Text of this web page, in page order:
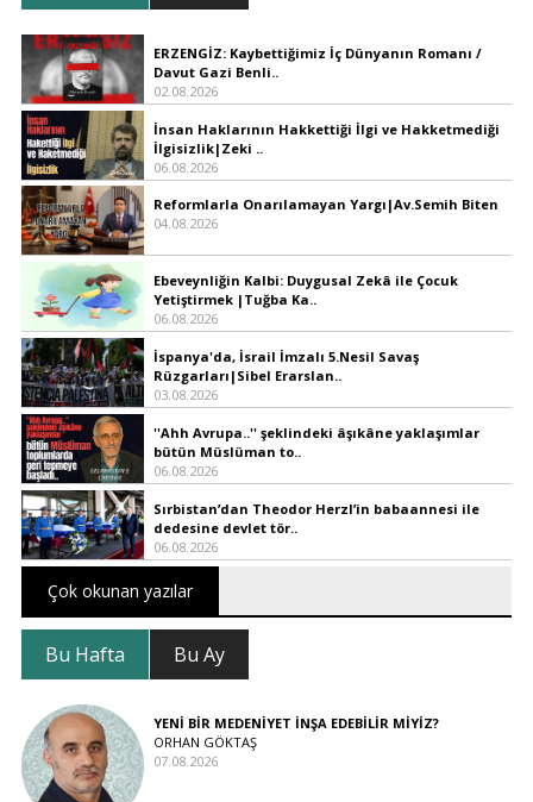
ERZENGİZ: Kaybettiğimiz İç Dünyanın Romanı /
Davut Gazi Benli..
02.08.2026
İnsan Haklarının Hakkettiği İlgi ve Hakketmediği
İlgisizlik|Zeki ..
06.08.2026
Reformlarla Onarılamayan Yargı|Av.Semih Biten
04.08.2026
Ebeveynliğin Kalbi: Duygusal Zekâ ile Çocuk
Yetiştirmek |Tuğba Ka..
06.08.2026
İspanya'da, İsrail İmzalı 5.Nesil Savaş
Rüzgarları|Sibel Erarslan..
03.08.2026
''Ahh Avrupa..'' şeklindeki âşıkâne yaklaşımlar
bütün Müslüman to..
06.08.2026
Sırbistan’dan Theodor Herzl’in babaannesi ile
dedesine devlet tör..
06.08.2026
Çok okunan yazılar
Bu Hafta Bu Ay
YENİ BİR MEDENİYET İNŞA EDEBİLİR MİYİZ?
ORHAN GÖKTAŞ
07.08.2026